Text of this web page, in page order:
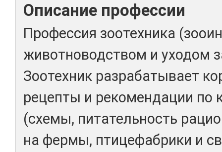
Описание профессии
Профессия зоотехника
животноводством и уходом
Зоотехник разрабатывает
рецепты и рекомендации
(схемы, питательность
на фермы, птицефабрики и